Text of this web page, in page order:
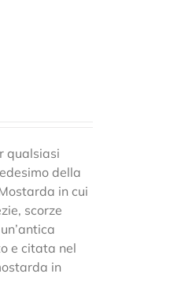
qualsiasi
della
in cui
scorze
e citata nel
in